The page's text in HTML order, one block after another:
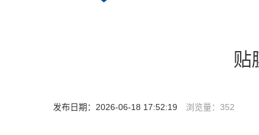
贴
发布日期：2026-06-18 17:52:19 浏览量： 352